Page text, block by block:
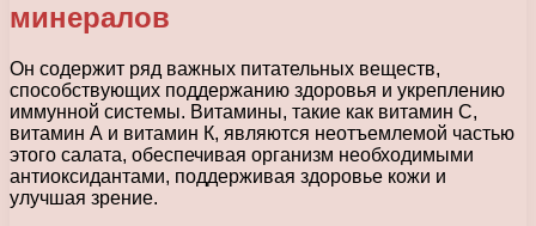
минералов
Он содержит ряд важных питательных веществ,
способствующих поддержанию здоровья и укреплению
иммунной системы. Витамины, такие как витамин C,
витамин А и витамин К, являются неотъемлемой частью
этого салата, обеспечивая организм необходимыми
антиоксидантами, поддерживая здоровье кожи и
улучшая зрение.